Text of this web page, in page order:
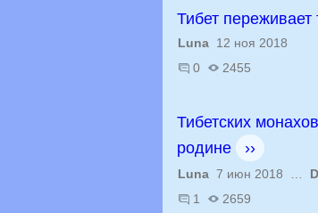
Тибет переживает
Luna 12 ноя 2018
0
2455
Тибетских
родине
››
Luna 7 июн 2018 …
1
2659